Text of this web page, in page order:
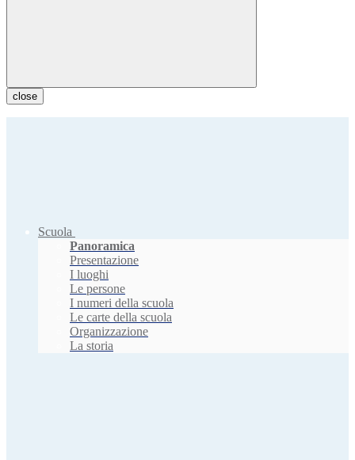
close
Scuola
Panoramica
Presentazione
I luoghi
Le persone
I numeri della scuola
Le carte della scuola
Organizzazione
La storia